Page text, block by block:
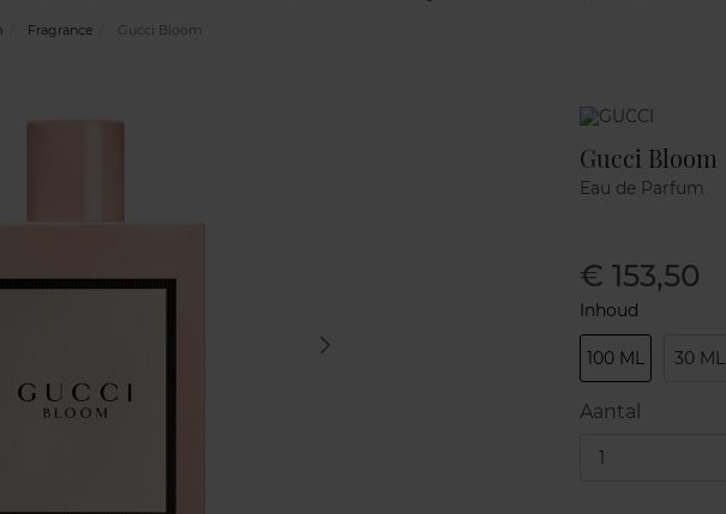
Fragrance Gucci Bloom
Marque
Gucci Bloom
Eau de Parfum
€ 153,50
Inhoud
100 ML 30 ML
Aantal
1